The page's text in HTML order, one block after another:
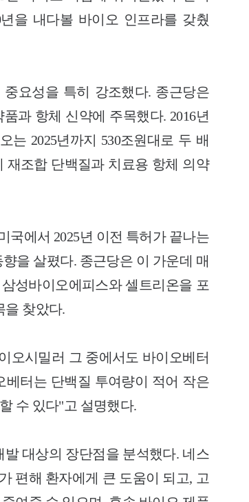
을 내다볼 바이오 인프라를 갖췄
중요성을 특히 강조했다. 종근당은
과 항체 신약에 주목했다. 2016년
는 2025년까지 530조원대로 두 배
재조합 단백질과 치료용 항체 의약
국에서 2025년 이전 특허가 끝나는
을 살폈다. 종근당은 이 가운데 매
성바이오에피스와 셀트리온을 포
을 찾았다.
오시밀러 그 중에서도 바이오베터
터는 단백질 투여량이 적어 작은
수 있다"고 설명했다.
대상의 장단점을 분석했다. 네스
편해 환자에게 큰 도움이 되고, 고